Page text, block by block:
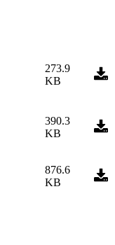
273.9
KB
390.3
KB
876.6
KB